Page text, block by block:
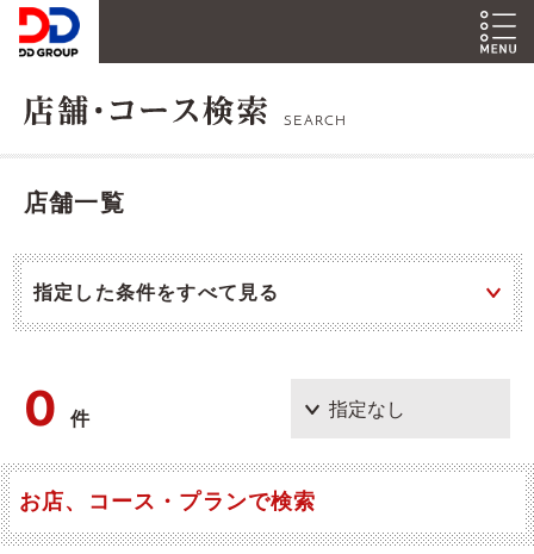
SEARCH
店舗一覧
指定した条件をすべて見る
0件
お店、コース・プランで検索